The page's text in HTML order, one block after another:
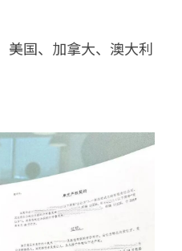
美国、加拿大、澳大利